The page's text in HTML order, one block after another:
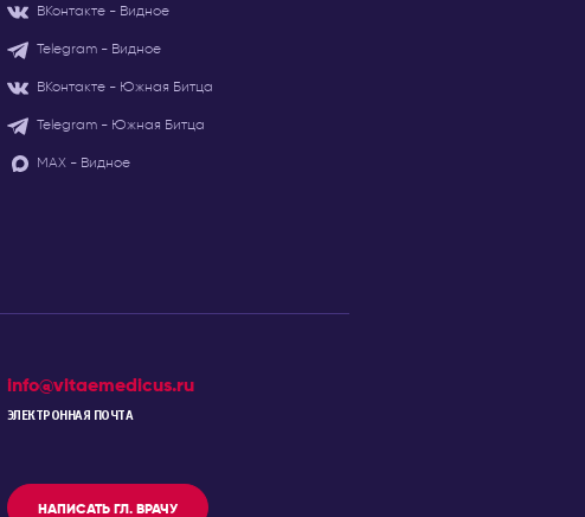
ВКонтакте - Видное
Telegram - Видное
ВКонтакте - Южная Битца
Telegram - Южная Битца
МАХ - Видное
info@vitaemedicus.ru
ЭЛЕКТРОННАЯ ПОЧТА
НАПИСАТЬ ГЛ. ВРАЧУ